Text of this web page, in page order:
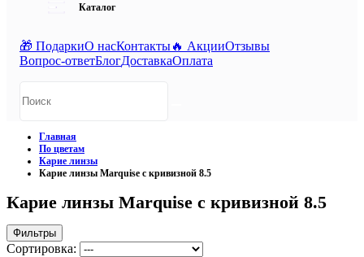
Каталог
🎁 ПодаркиО насКонтакты🔥 АкцииОтзывы
Вопрос-ответБлогДоставкаОплата
Главная
По цветам
Карие линзы
Карие линзы Marquise с кривизной 8.5
Карие линзы Marquise с кривизной 8.5
Фильтры
Сортировка: